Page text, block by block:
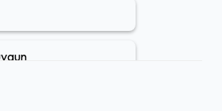
geçirmek mümkündür.